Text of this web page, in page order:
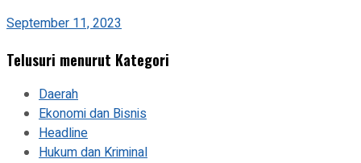
September 11, 2023
Telusuri menurut Kategori
Daerah
Ekonomi dan Bisnis
Headline
Hukum dan Kriminal